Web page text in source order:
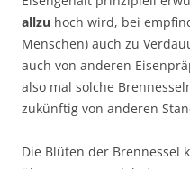
allzu hoch wird, bei
Menschen) auch zu
auch von anderen
also mal solche
zukünftig von anderen
Die Blüten der Brennessel